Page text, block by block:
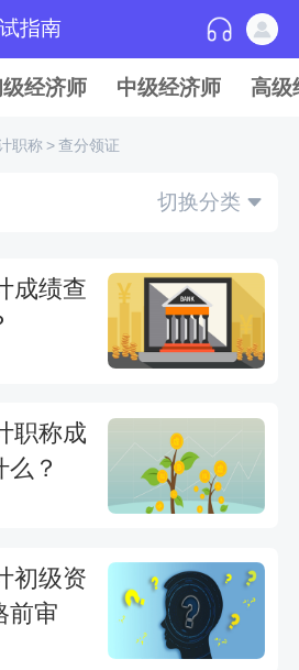
指南
经济师 中级经济师 高级
职称>查分领证
切换分类
成绩查
职称成
？
初级资
前审